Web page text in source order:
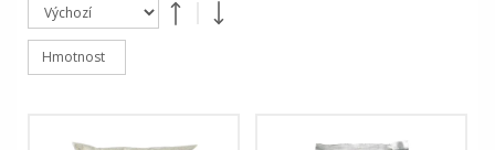
Hmotnost